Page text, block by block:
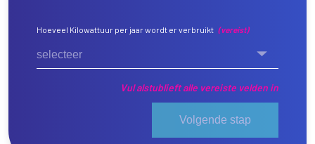
Hoeveel Kilowattuur per jaar wordt er verbruikt (vereist)
selecteer
Vul alstublieft alle vereiste velden in
Volgende stap